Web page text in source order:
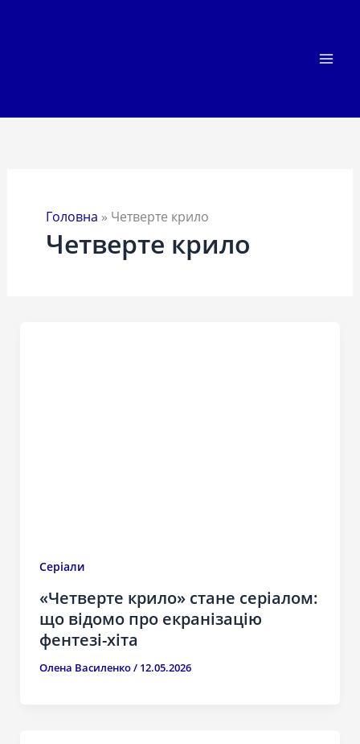
Головна » Четверте крило
Четверте крило
Серіали
«Четверте крило» стане серіалом:
що відомо про екранізацію
фентезі-хіта
Олена Василенко/ 12.05.2026